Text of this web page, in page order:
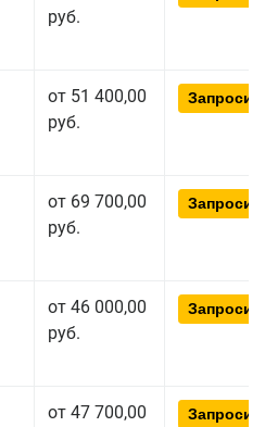
руб.
от 51 400,00
руб.
от 69 700,00
руб.
от 46 000,00
руб.
от 47 700,00